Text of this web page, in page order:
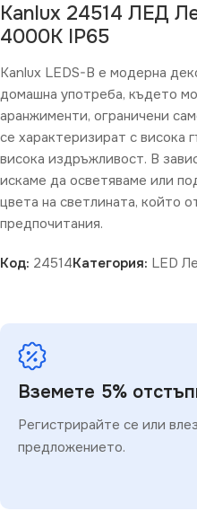
Kanlux 24514 ЛЕД
4000K IP65
Kanlux LEDS-B е модерна
домашна употреба, където
аранжименти, ограничени
се характеризират с висока
висока издръжливост. В
искаме да осветяваме или
цвета на светлината, който
предпочитания.
Код: 24514Категория: LED
Вземете 5%
Регистрирайте се или
предложението.